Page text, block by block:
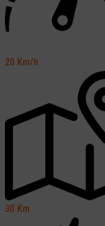
20 Km/h
30 Km